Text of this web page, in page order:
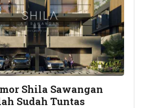
Shila Sawangan
Sudah Tuntas